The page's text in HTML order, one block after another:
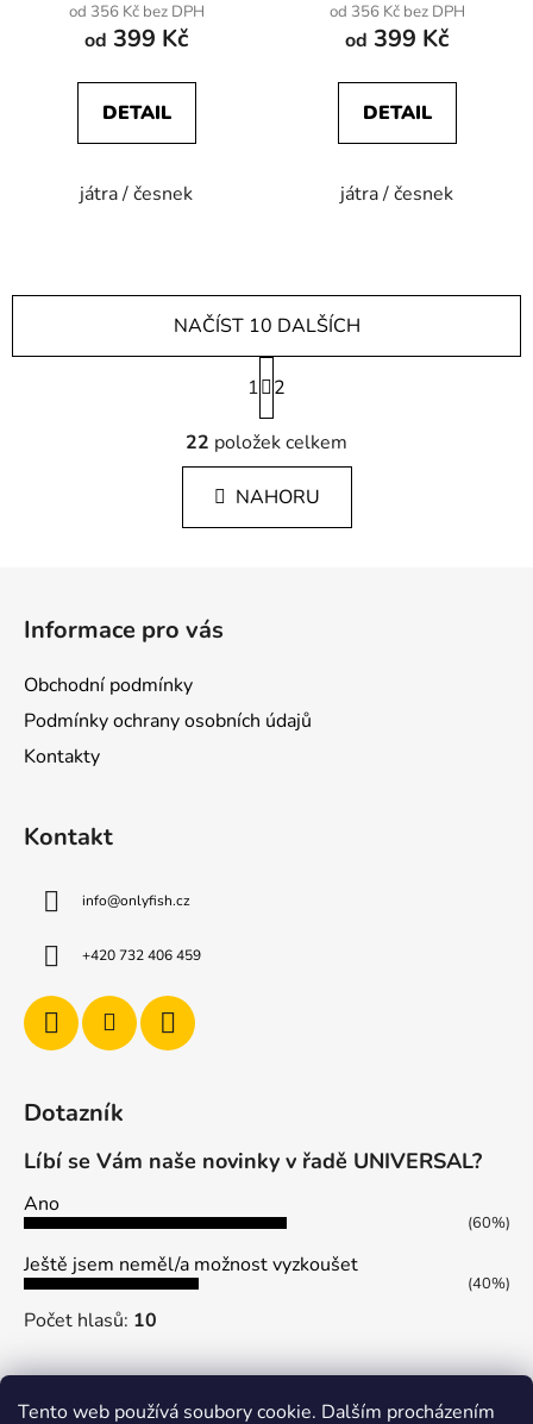
Tento web používá soubory cookie. Dalším procházením
od 356 Kč bez DPH
od 399 Kč
DETAIL
játra / česnek
od 356 Kč bez DPH
od 399 Kč
DETAIL
játra / česnek
O
v
l
á
d
k
y
NAČÍST 10 DALŠÍCH
S
t
r
á
n
o
v
1 2
22 položek celkem
NAHORU
Informace pro vás
Obchodní podmínky
Podmínky ochrany osobních údajů
Kontakty
Kontakt
info@onlyfish.cz
+420 732 406 459
Dotazník
Líbí se Vám naše novinky v řadě UNIVERSAL?
Ano
(60%)
Ještě jsem neměl/a možnost vyzkoušet
(40%)
Počet hlasů: 10